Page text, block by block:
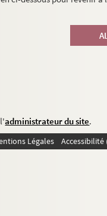
administrateur du site.
Légales